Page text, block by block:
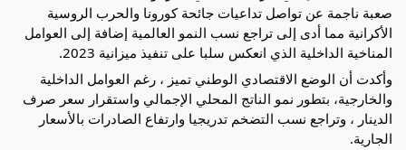
صعبة ناجمة عن تواصل تداعيات جائحة كورونا والحرب الروسية
الأكرانية مما أدى إلى تراجع نسب النمو العالمية إضافة إلى العوامل
المناخية الداخلية الذي انعكس سلبا على تنفيذ ميزانية 2023.
وأكدت أن الوضع الاقتصادي الوطني تميز ، رغم العوامل الداخلية
والخارجية، بتطور نمو الناتج المحلي الإجمالي واستقرار سعر صرف
الدينار ، وتراجع نسب التضخم تدريجيا وارتفاع الصادرات بالأسعار
الجارية.